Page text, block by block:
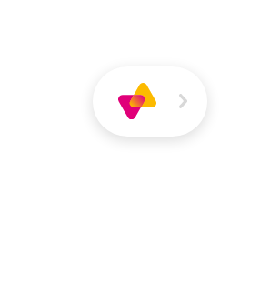
Über
VIVA